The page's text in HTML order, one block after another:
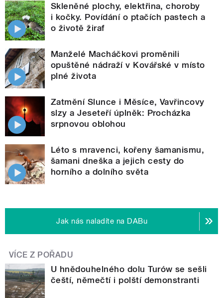
Skleněné plochy, elektřina, choroby
i kočky. Povídání o ptačích pastech a
o životě žiraf
Manželé Macháčkovi proměnili
opuštěné nádraží v Kovářské v místo
plné života
Zatmění Slunce i Měsíce, Vavřincovy
slzy a Jeseteří úplněk: Procházka
srpnovou oblohou
Léto s mravenci, kořeny šamanismu,
šamani dneška a jejich cesty do
horního a dolního světa
Jak nás naladíte na DABu
VÍCE Z POŘADU
U hnědouhelného dolu Turów se sešli
čeští, němečtí i polští demonstranti